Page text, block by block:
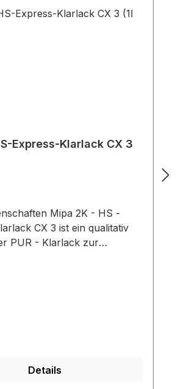
Express-Klarlack CX 3
Mipa 2K - HS -
CX 3 ist ein qualitativ
PUR - Klarlack zur
bei Raumtemperatur (20 °C)
poliert werden. Somit
Details